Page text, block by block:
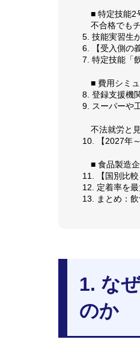
■ 特定技能2
不合格でも
5. 技能実習生
6. 【受入側の
7. 特定技能「
■ 費用シミ
8. 登録支援機
9. スーパーや
不法就労と
10. 【2027年
■ 食品製造
11. 【国別比
12. 定着率を
13. まとめ：
1. な
のか